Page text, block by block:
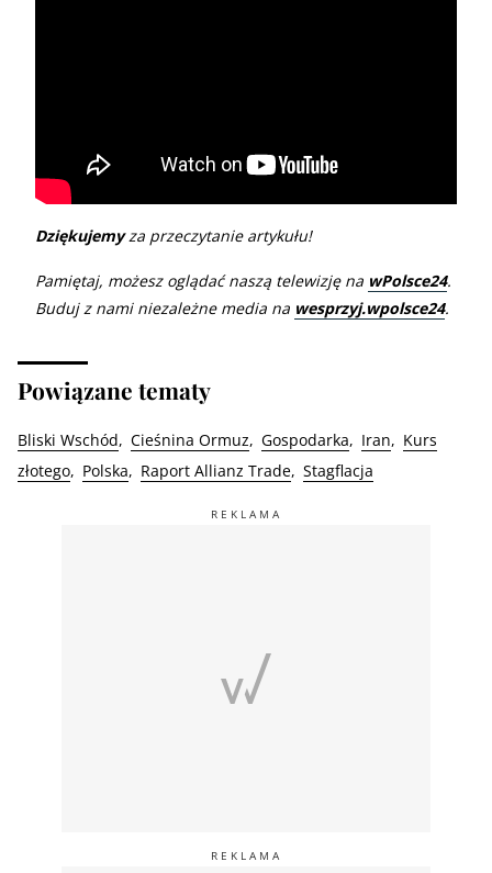
Dziękujemyza przeczytanie artykułu!
Pamiętaj, możesz oglądać naszą telewizję na wPolsce24.
Buduj z nami niezależne media na wesprzyj.wpolsce24.
Powiązane tematy
Bliski Wschód Cieśnina Ormuz Gospodarka Iran
Kurs
złotego
Polska Raport Allianz Trade Stagflacja